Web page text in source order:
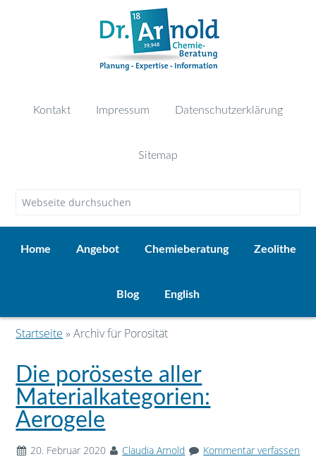
Kontakt Impressum Datenschutzerklärung
Sitemap
Home Angebot Chemieberatung Zeolithe
Blog English
Startseite » Archiv für Porosität
Die poröseste aller
Materialkategorien:
Aerogele
20. Februar 2020 Claudia Arnold Kommentar verfassen